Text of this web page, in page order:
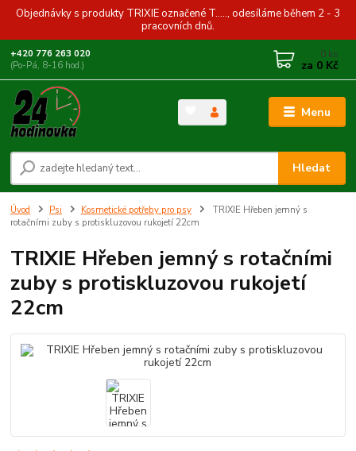
Objednávky s produkty TRIXIE označené T....., odesíláme během 2 - 3
pracovních dnů.
Menu
Hledat
+420 776 263 020
(Po-Pá, 8-16 hod.)
0 ks
za 0 Kč
Úvod Psi Kosmetické potřeby pro psy
TRIXIE Hřeben jemný s
rotačními zuby s protiskluzovou rukojetí 22cm
TRIXIE Hřeben jemný s rotačními
zuby s protiskluzovou rukojetí
22cm